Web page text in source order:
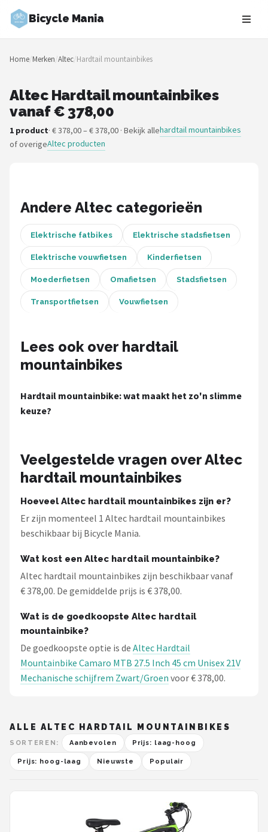
Bicycle Mania
Zoeken
NAVIGATIE
Merken
Blog
Kinderfietsen
Stadsfietsen
Elektrische fietsen
Mountainbikes
POPULAIRE MERKEN
Basil
Volare
AXA
New Looxs
BBB Cycling
Voltano
Cortina
Alle merken →
Home/Merken/Altec/Hardtail mountainbikes
Altec Hardtail mountainbikes
vanaf € 378,00
1 product· € 378,00 – € 378,00 · Bekijk allehardtail mountainbikes
of overigeAltec producten
Andere Altec categorieën
Elektrische fatbikes Elektrische stadsfietsen
Elektrische vouwfietsen Kinderfietsen
Moederfietsen Omafietsen Stadsfietsen
Transportfietsen Vouwfietsen
Lees ook over hardtail
mountainbikes
Hardtail mountainbike: wat maakt het zo'n slimme
keuze?
Veelgestelde vragen over Altec
hardtail mountainbikes
Hoeveel Altec hardtail mountainbikes zijn er?
Er zijn momenteel 1 Altec hardtail mountainbikes
beschikbaar bij Bicycle Mania.
Wat kost een Altec hardtail mountainbike?
Altec hardtail mountainbikes zijn beschikbaar vanaf
€ 378,00. De gemiddelde prijs is € 378,00.
Wat is de goedkoopste Altec hardtail
mountainbike?
De goedkoopste optie is de Altec Hardtail
Mountainbike Camaro MTB 27.5 Inch 45 cm Unisex 21V
Mechanische schijfrem Zwart/Groen voor € 378,00.
ALLE ALTEC HARDTAIL MOUNTAINBIKES
SORTEREN: Aanbevolen Prijs: laag-hoog
Prijs: hoog-laag Nieuwste Populair